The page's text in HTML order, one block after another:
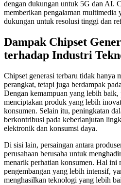
dengan dukungan untuk 5G dan AI.
memberikan pengalaman multimedia
dukungan untuk resolusi tinggi dan
Dampak Chipset
terhadap Industri
Chipset generasi terbaru tidak hanya
perangkat, tetapi juga berdampak
Dengan kemampuan yang lebih baik,
menciptakan produk yang lebih
konsumen. Selain itu, peningkatan
berkontribusi pada keberlanjutan
elektronik dan konsumsi daya.
Di sisi lain, persaingan antara
perusahaan berusaha untuk
menarik perhatian konsumen. Hal ini
pengembangan yang lebih intensif,
menghasilkan teknologi yang lebih